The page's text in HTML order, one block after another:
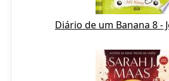
Diário de um Banana 8 -